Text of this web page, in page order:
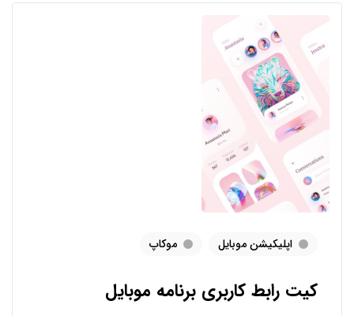
اپلیکیشن موبایل موکاپ
کیت رابط کاربری برنامه موبایل